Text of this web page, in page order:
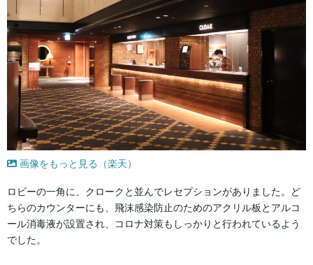
画像をもっと見る（楽天）
ロビーの一角に、クロークと並んでレセプションがありました。ど
ちらのカウンターにも、飛沫感染防止のためのアクリル板とアルコ
ール消毒液が設置され、コロナ対策もしっかりと行われているよう
でした。